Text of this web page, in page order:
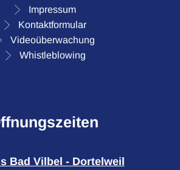
Impressum
Kontaktformular
Videoüberwachung
Whistleblowing
Bad Vilbel - Dortelweil